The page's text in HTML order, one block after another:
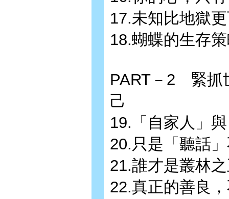
17.未知比地獄
18.蝴蝶的生存
PART－2 緊抓
己
19.「自家人」
20.只是「聽話
21.誰才是叢林
22.真正的善良